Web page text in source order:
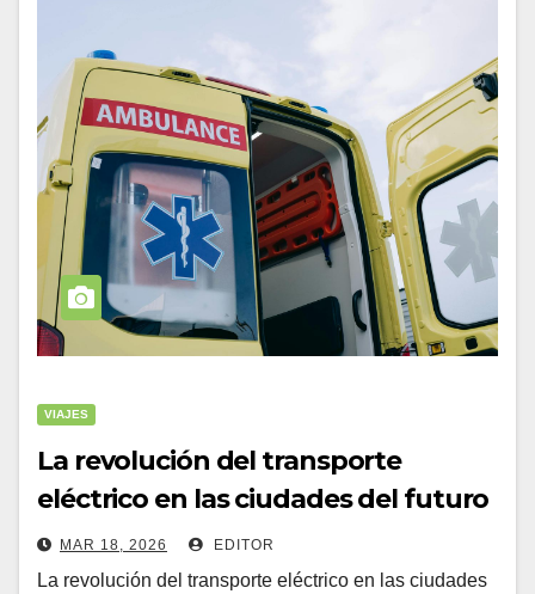
VIAJES
La revolución del transporte
eléctrico en las ciudades del futuro
MAR 18, 2026 EDITOR
La revolución del transporte eléctrico en las ciudades